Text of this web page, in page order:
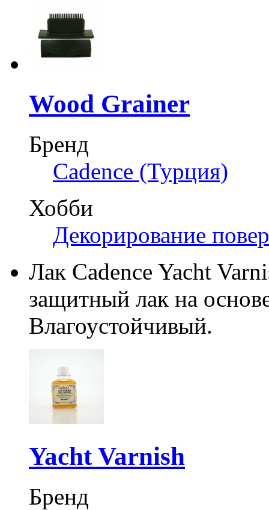
Wood Grainer
Бренд
Cadence (Турция)
Хобби
Декорирование
Лак Cadence Yacht
защитный лак на
Влагоустойчивый.
Yacht Varnish
Бренд